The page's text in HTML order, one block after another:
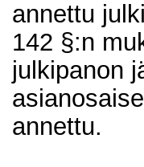
annettu
142 §:n
julkipanon
annettu.